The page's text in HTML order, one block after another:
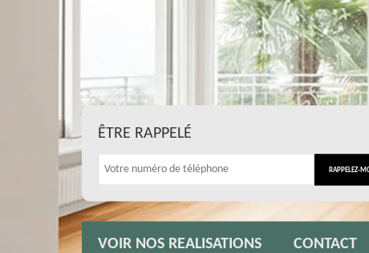
ÊTRE RAPPELÉ
VOIR NOS REALISATIONS CONTACT